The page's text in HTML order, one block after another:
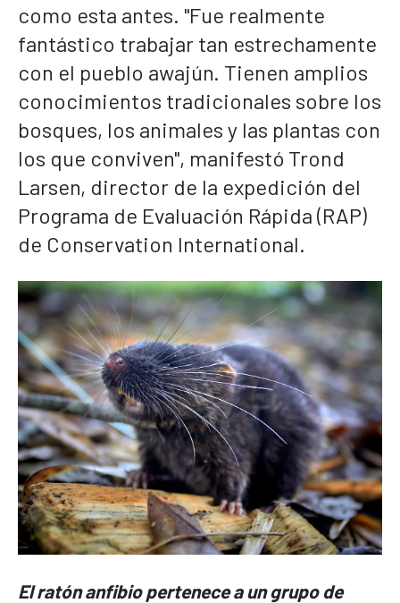
como esta antes. "Fue realmente
fantástico trabajar tan estrechamente
con el pueblo awajún. Tienen amplios
conocimientos tradicionales sobre los
bosques, los animales y las plantas con
los que conviven", manifestó Trond
Larsen, director de la expedición del
Programa de Evaluación Rápida (RAP)
de Conservation International.
El ratón anfibio pertenece a un grupo de